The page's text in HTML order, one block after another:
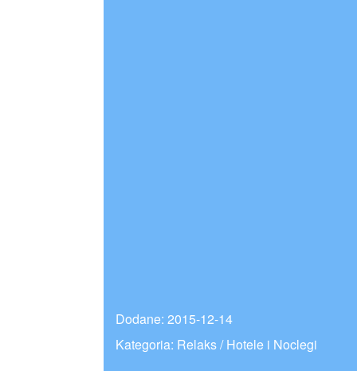
Dodane: 2015-12-14
Kategoria: Relaks / Hotele i Noclegi